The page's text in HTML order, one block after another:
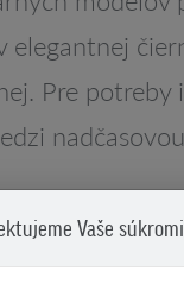
Pre
v čiernej
Vaše